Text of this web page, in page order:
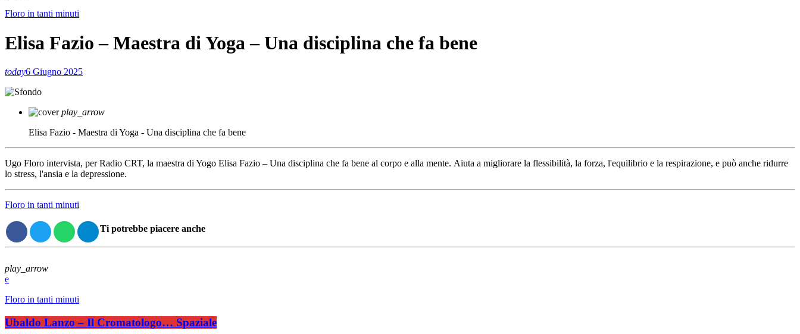
Floro in tanti minuti
Elisa Fazio – Maestra di Yoga – Una disciplina che fa bene
today6 Giugno 2025
play_arrow
Elisa Fazio - Maestra di Yoga - Una disciplina che fa bene
Ugo Floro intervista, per Radio CRT, la maestra di Yogo Elisa Fazio – Una disciplina che fa bene al corpo e alla mente. Aiuta a migliorare la flessibilità, la forza, l'equilibrio e la respirazione, e può anche ridurre
lo stress, l'ansia e la depressione.
Floro in tanti minuti
Ti potrebbe piacere anche
play_arrow
Floro in tanti minuti
Ubaldo Lanzo – Il Cromatologo… Spaziale